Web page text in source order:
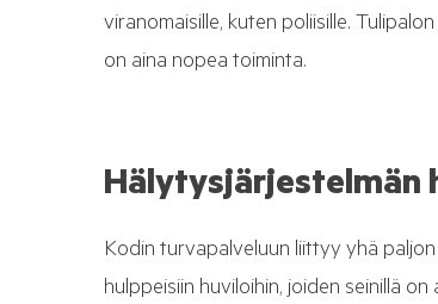
viranomaisille, kuten poliisille.
on aina nopea toiminta.
Hälytysjärjestelmän
Kodin turvapalveluun liittyy yhä
hulppeisiin huviloihin, joiden seinillä